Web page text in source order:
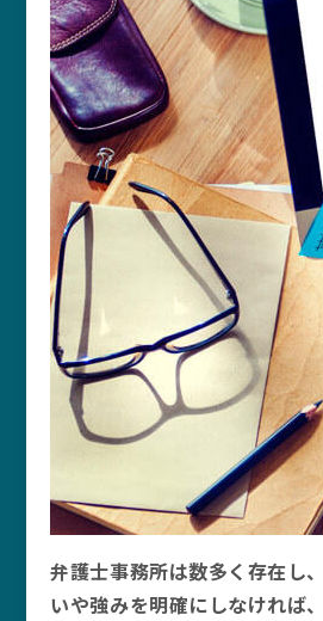
弁護士事務所は数多く存在し
いや強みを明確にしなければ